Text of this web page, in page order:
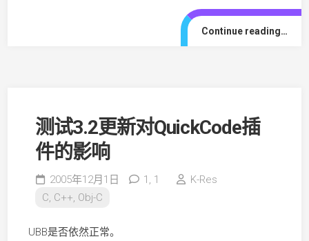
Continue reading…
测试3.2更新对QuickCode插
件的影响
2005年12月1日 1, 1
K-Res
C, C++, Obj-C
UBB是否依然正常。